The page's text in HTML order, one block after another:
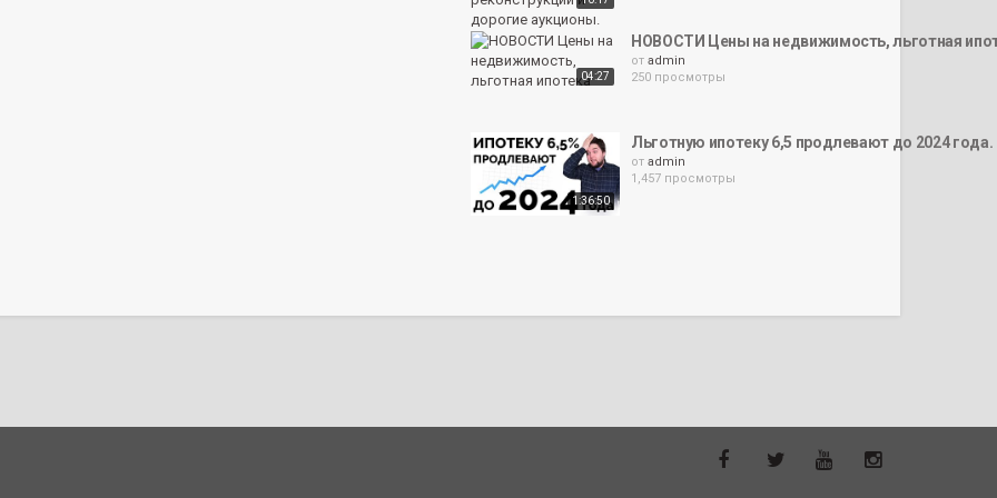
04:27
НОВОСТИ Цены на недвижимость, льготная
от admin
250 просмотры
1:36:50
Льготную ипотеку 6,5 продлевают до 2024
от admin
1,457 просмотры